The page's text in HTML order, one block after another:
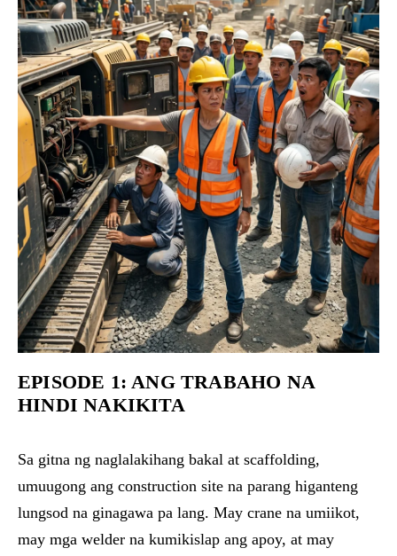
EPISODE 1: ANG TRABAHO NA
HINDI NAKIKITA
Sa gitna ng naglalakihang bakal at scaffolding,
umuugong ang construction site na parang higanteng
lungsod na ginagawa pa lang. May crane na umiikot,
may mga welder na kumikislap ang apoy, at may